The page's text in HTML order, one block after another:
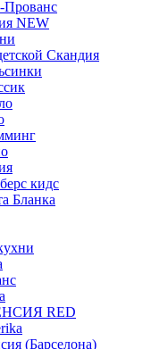
Прованс
NEW
Скандия
кидс
Бланка
RED
(Барселона)